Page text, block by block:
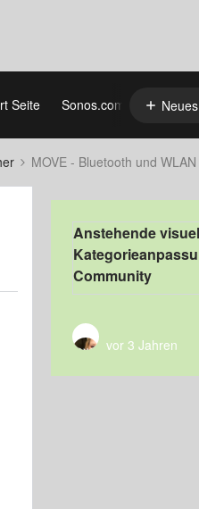
Seite Sonos.com
MOVE - Bluetooth und WLAN
Anstehende
Community
vor 3 Jahren